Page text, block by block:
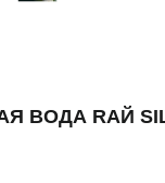
ВОДА RАЙ